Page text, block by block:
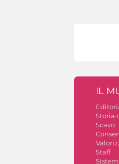
IL
Storia
Scavo
Staff